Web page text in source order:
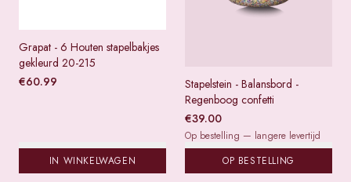
Grapat - 6 Houten stapelbakjes
gekleurd 20-215
€60.99
IN WINKELWAGEN
Stapelstein - Balansbord -
Regenboog confetti
€39.00
Op bestelling — langere levertijd
OP BESTELLING